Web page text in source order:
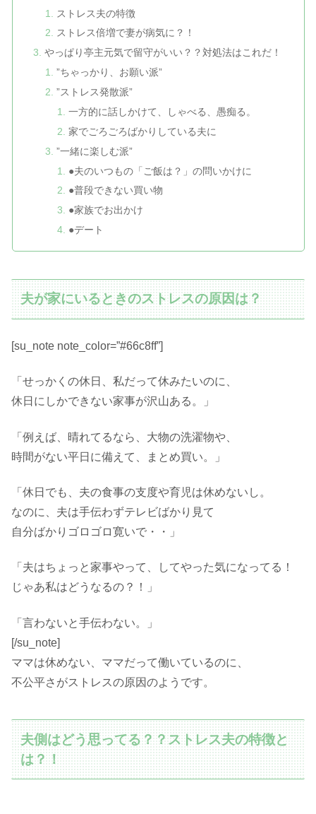
ストレス夫の特徴
ストレス倍増で妻が病気に？！
やっぱり亭主元気で留守がいい？？対処法はこれだ！
”ちゃっかり、お願い派”
”ストレス発散派”
一方的に話しかけて、しゃべる、愚痴る。
家でごろごろばかりしている夫に
”一緒に楽しむ派”
●夫のいつもの「ご飯は？」の問いかけに
●普段できない買い物
●家族でお出かけ
●デート
夫が家にいるときのストレスの原因は？
[su_note note_color=”#66c8ff”]
「せっかくの休日、私だって休みたいのに、
休日にしかできない家事が沢山ある。」
「例えば、晴れてるなら、大物の洗濯物や、
時間がない平日に備えて、まとめ買い。」
「休日でも、夫の食事の支度や育児は休めないし。
なのに、夫は手伝わずテレビばかり見て
自分ばかりゴロゴロ寛いで・・」
「夫はちょっと家事やって、してやった気になってる！
じゃあ私はどうなるの？！」
「言わないと手伝わない。」
[/su_note]
ママは休めない、ママだって働いているのに、
不公平さがストレスの原因のようです。
夫側はどう思ってる？？ストレス夫の特徴と
は？！